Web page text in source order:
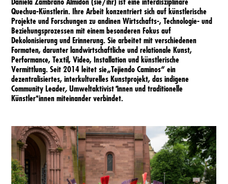
Programmimpressionen
Besuch
Newsletter
Impressum
BfF1
Quechua-Künstlerin. Ihre Arbeit konzentriert sich auf künstlerische
Projekte und Forschungen zu andinen Wirtschafts-, Technologie- und
Beziehungsprozessen mit einem besonderen Fokus auf
Dekolonisierung und Erinnerung. Sie arbeitet mit verschiedenen
Formaten, darunter landwirtschaftliche und relationale Kunst,
Performance, Textil, Video, Installation und künstlerische
Vermittlung. Seit 2014 leitet sie„Tejiendo Caminos“ ein
dezentralisiertes, interkulturelles Kunstprojekt, das indigene
Community Leader,Umweltaktivist*innen und traditionelle
Künstler*innen miteinander verbindet.